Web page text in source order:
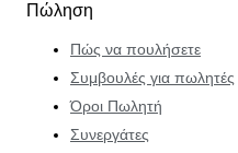
Πώληση
Πώς να πουλήσετε
Συμβουλές για πωλητές
Όροι Πωλητή
Συνεργάτες